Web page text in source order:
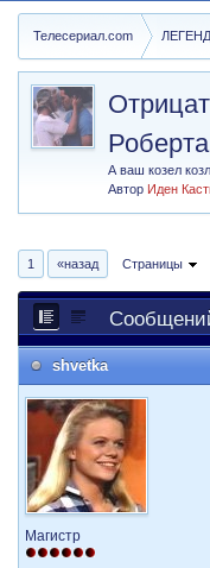
Телесериал.com
А ваш козел
Автор Иден
1 «назад Страницы
shvetka
Магистр